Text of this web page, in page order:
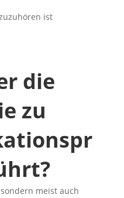
ist
die
zu
meist auch